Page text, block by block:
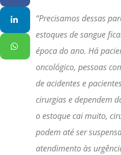
“Precisamos dessas
estoques de sangue
época do ano. Há
oncológico, pessoas
de acidentes e
cirurgias e dependem
o estoque cai muito,
podem até ser
atendimento às
Linkedin
WhatsApp